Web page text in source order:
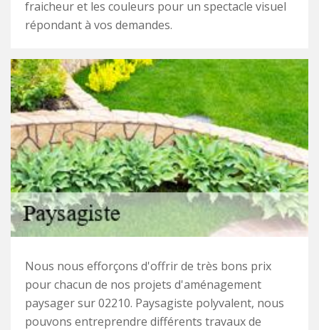
fraicheur et les couleurs pour un spectacle visuel
répondant à vos demandes.
Nous nous efforçons d'offrir de très bons prix
pour chacun de nos projets d'aménagement
paysager sur 02210. Paysagiste polyvalent, nous
pouvons entreprendre différents travaux de